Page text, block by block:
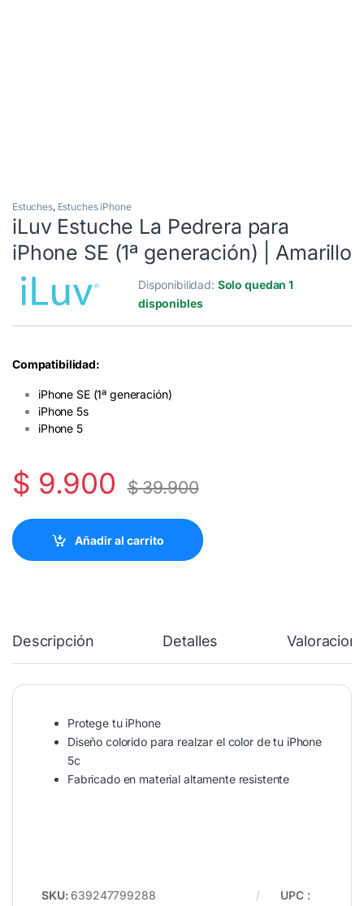
Estuches, Estuches iPhone
iLuv Estuche La Pedrera para
iPhone SE (1ª generación) | Amarillo
Disponibilidad: Solo quedan 1
disponibles
Compatibilidad:
iPhone SE (1ª generación)
iPhone 5s
iPhone 5
$ 9.900 $39.900
Añadir al carrito
Descripción Detalles
Protege tu iPhone
Diseño colorido para realzar el color de tu iPhone
5c
Fabricado en material altamente resistente
SKU:639247799288
UPC :